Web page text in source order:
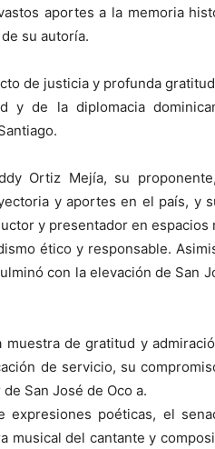
aportes a la memoria
su autoría.
de justicia y profunda
y de la diplomacia
Ortiz Mejía, su
y aportes en el país, y
y presentador en
ético y responsable.
con la elevación de San
muestra de gratitud y
de servicio, su
San José de Oco a.
expresiones poéticas, el
musical del cantante y